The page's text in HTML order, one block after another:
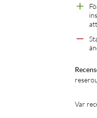
skrivare eller stationära
Antalet LAN-portar kan
ansluta en extern
sätt dela filer med andra
Säker surfning
hålla ditt nätverk privat
Var